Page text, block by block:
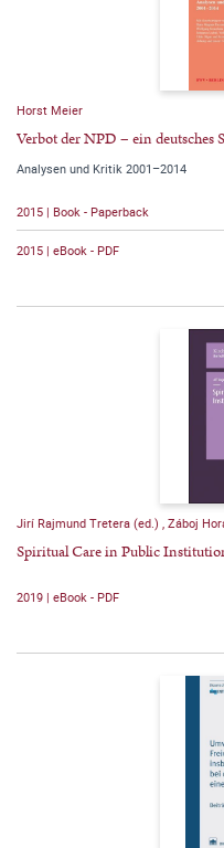
Horst Meier
Verbot der NPD – ein deutsches
Analysen und Kritik 2001–2014
2015 | Book - Paperback
2015 | eBook - PDF
Jirí Rajmund Tretera (ed.) , Záboj
Spiritual Care in Public
2019 | eBook - PDF